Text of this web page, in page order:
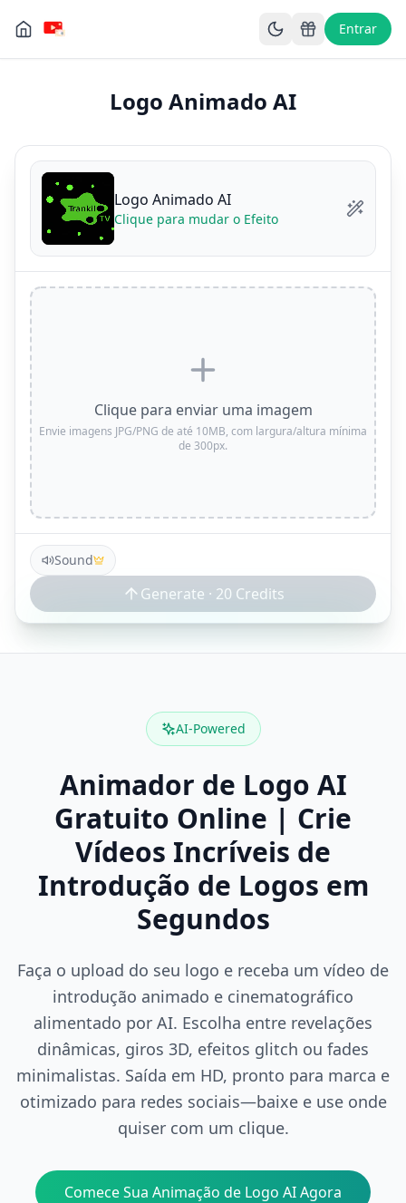
Entrar
Logo Animado AI
Logo Animado AI
Clique para mudar o Efeito
Clique para enviar uma imagem
Envie imagens JPG/PNG de até 10MB, com largura/altura mínima
de 300px.
Sound
Generate · 20 Credits
AI-Powered
Animador de Logo AI
Gratuito Online | Crie
Vídeos Incríveis de
Introdução de Logos em
Segundos
Faça o upload do seu logo e receba um vídeo de
introdução animado e cinematográfico
alimentado por AI. Escolha entre revelações
dinâmicas, giros 3D, efeitos glitch ou fades
minimalistas. Saída em HD, pronto para marca e
otimizado para redes sociais—baixe e use onde
quiser com um clique.
Comece Sua Animação de Logo AI Agora